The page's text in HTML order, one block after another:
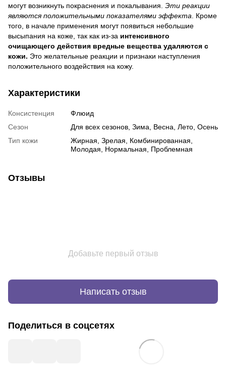
могут возникнуть покраснения и покалывания. Эти реакции
являются положительными показателями эффекта . Кроме
того, в начале применения могут появиться небольшие
высыпания на коже, так как из-за интенсивного
очищающего действия вредные вещества удаляются с
кожи. Это желательные реакции и признаки наступления
положительного воздействия на кожу.
Характеристики
Консистенция
Флюид
Сезон
Для всех сезонов, Зима, Весна, Лето, Осень
Тип кожи
Жирная, Зрелая, Комбинированная,
Молодая, Нормальная, Проблемная
Отзывы
Добавьте первый отзыв
Написать отзыв
Поделиться в соцсетях